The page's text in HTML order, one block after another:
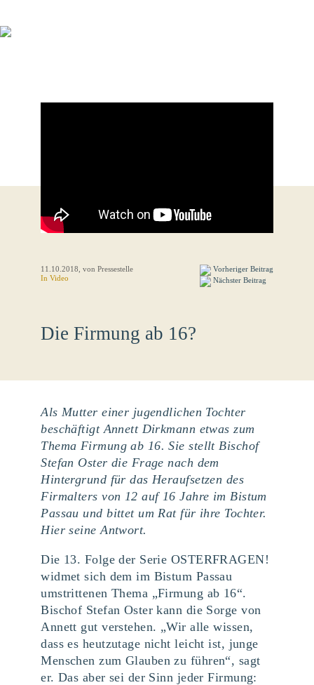
11.10.2018 , von Pressestelle
In Video
Vorheriger Beitrag
Nächster Beitrag
Die Firmung ab 16?
Als Mutter einer jugendlichen Tochter
beschäftigt Annett Dirkmann etwas zum
Thema Firmung ab 16. Sie stellt Bischof
Stefan Oster die Frage nach dem
Hintergrund für das Heraufsetzen des
Firmalters von 12 auf 16 Jahre im Bistum
Passau und bittet um Rat für ihre Tochter.
Hier seine Antwort.
Die 13. Folge der Serie OSTERFRAGEN!
widmet sich dem im Bistum Passau
umstrittenen Thema „Firmung ab 16“.
Bischof Stefan Oster kann die Sorge von
Annett gut verstehen. „Wir alle wissen,
dass es heutzutage nicht leicht ist, junge
Menschen zum Glauben zu führen“, sagt
er. Das aber sei der Sinn jeder Firmung: